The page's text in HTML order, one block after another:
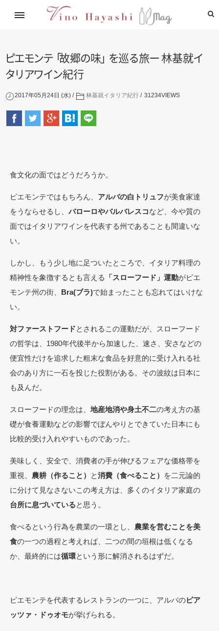
林基就イタリア紀行
レシピ
ピエモンテ「故郷の味」 を巡る旅ー 林基就イ
タ リ アワイン紀行
2017年05月24日 (水) 林基就イタリア紀行 31234VIEWS
食文化の面ではどうだろうか。
ピエモンテではもちろん、 アルバの白トリュフが美食家達
をうならせるし、 バローロやバルバレスコなど、今や質の
面ではイタリアワインを代表する州であることも間違いな
い。
しかし、もう少し地に足ついたところで、イタリア料理の
精神性を象徴するとも言える
「スローフード」運動がピエ
モンテ州の街、 Bra(ブラ)で始まったことも忘れてはいけな
い。
対ファーストフードとされるこの運動だが、スローフード
の哲学は、1980年代後半から加速した、速さ、安さなどの
便宜性だけを追求した粗末な食品を好意的に受け入れる社
会のあり方に一石を投じた役割がある。その波紋は日本に
も及んだ。
スローフードの理念は、 地産地消や身土不二の考え方の基
礎が食養運動などの影響でぼんやりとできていた日本にも
比較的受け入れやすいものであった。
美味しく、安全で、消費者の手が伸びるフェアな価格帯を
重視、 農耕（作ること） と消費（食べること）
を二元論的
に分けて見なさないこの考え方は、多くのイタリア家庭の
台所に息づいていると思う。
食べるという行為を農業の一環とし、 農業を営むことを美
食の一つの過程と考えれば、二つの間の垣根は低くなる
か、最終的には循環という形に解消されるはずだ。
ピエモンテを代表するレストランの一つに、アルバのピア
ッツァ・ドゥオモが挙げられる。